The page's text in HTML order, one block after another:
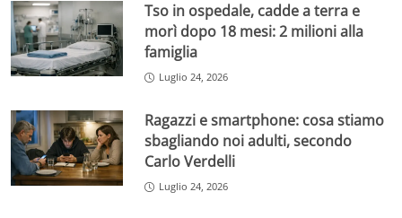
Tso in ospedale, cadde a terra e
morì dopo 18 mesi: 2 milioni alla
famiglia
Luglio 24, 2026
Ragazzi e smartphone: cosa stiamo
sbagliando noi adulti, secondo
Carlo Verdelli
Luglio 24, 2026